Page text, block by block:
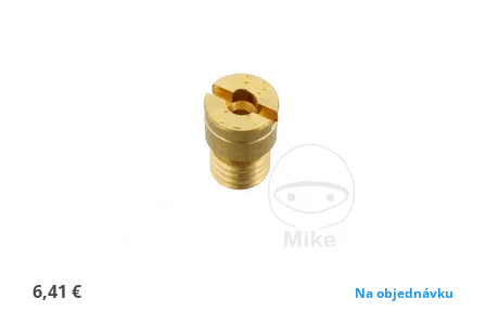
6,41 € Na objednávku